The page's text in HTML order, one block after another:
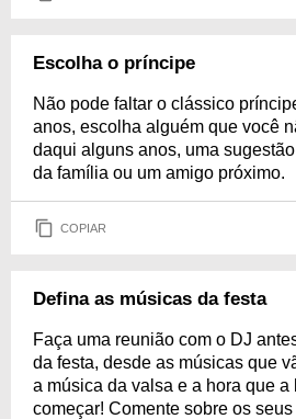
Escolha o príncipe
Não pode faltar o clássico
anos, escolha alguém que você
daqui alguns anos, uma
da família ou um amigo próximo.
COPIAR
Defina as músicas da festa
Faça uma reunião com o DJ
da festa, desde as músicas que
a música da valsa e a hora que
começar! Comente sobre os